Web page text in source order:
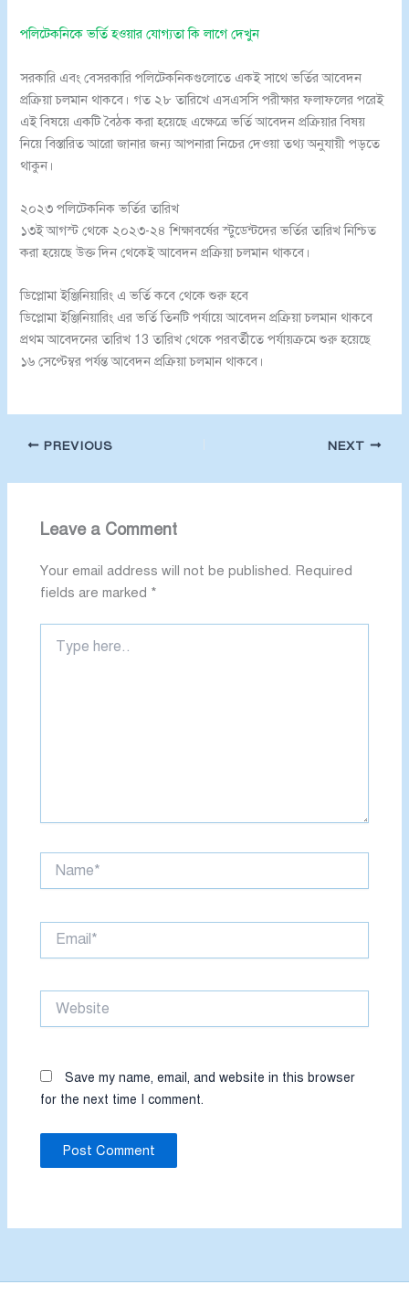
পলিটেকনিকে ভর্তি হওয়ার যোগ্যতা কি লাগে দেখুন
সরকারি এবং বেসরকারি পলিটেকনিকগুলোতে একই সাথে ভর্তির আবেদন
প্রক্রিয়া চলমান থাকবে। গত ২৮ তারিখে এসএসসি পরীক্ষার ফলাফলের পরেই
এই বিষয়ে একটি বৈঠক করা হয়েছে এক্ষেত্রে ভর্তি আবেদন প্রক্রিয়ার বিষয়
নিয়ে বিস্তারিত আরো জানার জন্য আপনারা নিচের দেওয়া তথ্য অনুযায়ী পড়তে
থাকুন।
২০২৩ পলিটেকনিক ভর্তির তারিখ
১৩ই আগস্ট থেকে ২০২৩-২৪ শিক্ষাবর্ষের স্টুডেন্টদের ভর্তির তারিখ নিশ্চিত
করা হয়েছে উক্ত দিন থেকেই আবেদন প্রক্রিয়া চলমান থাকবে।
ডিপ্লোমা ইঞ্জিনিয়ারিং এ ভর্তি কবে থেকে শুরু হবে
ডিপ্লোমা ইঞ্জিনিয়ারিং এর ভর্তি তিনটি পর্যায়ে আবেদন প্রক্রিয়া চলমান থাকবে
প্রথম আবেদনের তারিখ 13 তারিখ থেকে পরবর্তীতে পর্যায়ক্রমে শুরু হয়েছে
১৬ সেপ্টেম্বর পর্যন্ত আবেদন প্রক্রিয়া চলমান থাকবে।
PREVIOUS NEXT
Leave a Comment
Your email address will not be published. Required
fields are marked *
here..
Email*
Save my name, email, and website in this browser
for the next time I comment.